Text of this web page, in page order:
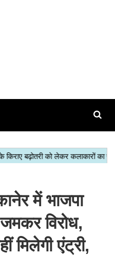
में भाजपा
विरोध,
मिलेगी एंट्री,